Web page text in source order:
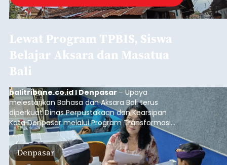
Lewat Program TPBIS, Siswa
Belajar Aksara dan Masatua
Bali
balitribune.co.id I Denpasar – Upaya
melestarikan Bahasa dan Aksara Bali terus
diperkuat Dinas Perpustakaan dan Kearsipan
Kota Denpasar melalui Program Transformasi
Perpustakaan Berbasis Inklusi Sosial (TPBIS).
Tahun ini, sebanyak 63 siswa kelas IV dan V SD
Negeri 17 Dangin Puri mendapat pelatihan
menulis Aksara Bali serta Masatua atau
Denpasar